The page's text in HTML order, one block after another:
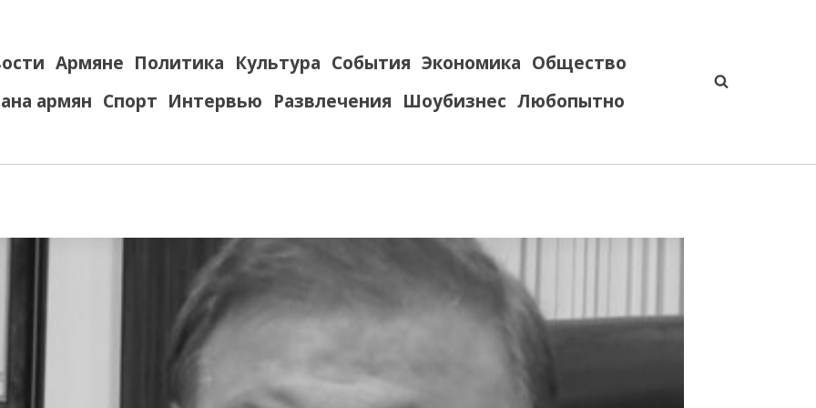
Армяне Политика Культура События Экономика Общество
армян Спорт Интервью Развлечения Шоубизнес Любопытно